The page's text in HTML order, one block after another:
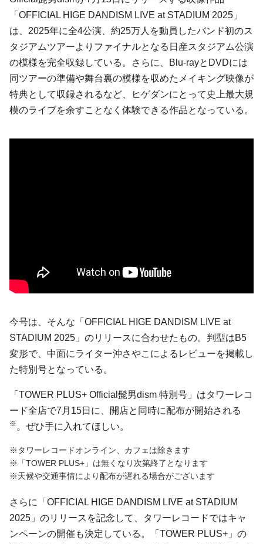
「OFFICIAL HIGE DANDISM LIVE at STADIUM 2025」
は、2025年に全4公演、約25万人を動員したバンド初のス
タジアムツアーよりファイナルとなる日産スタジアム公演
の模様を完全収録している。さらに、Blu-rayとDVDには
同ツアーの準備や舞台裏の模様を収めたメイキング映像が
特典として収録されるなど、ヒゲダンにとって史上最大規
模のライブを余すことなく体験できる作品となっている。
今号は、そんな「OFFICIAL HIGE DANDISM LIVE at
STADIUM 2025」のリリースに合わせたもの。判型はB5
変形で、中面にライター沖さやこによるレビューを掲載し
た特別号となっている。
「TOWER PLUS+ Official髭男dism 特別号」はタワーレコ
ード全店で7月15日に、開店と同時に配布が開始される
※ 。ぜひ手に入れてほしい。
※タワーレコードオンライン、カフェは除きます
※「TOWER PLUS+」は無くなり次第終了となります
※天候や交通事情により配布が遅れる場合がございます
さらに「OFFICIAL HIGE DANDISM LIVE at STADIUM
2025」のリリースを記念して、タワーレコードではキャ
ンペーンの開催も決定している。「TOWER PLUS+」の